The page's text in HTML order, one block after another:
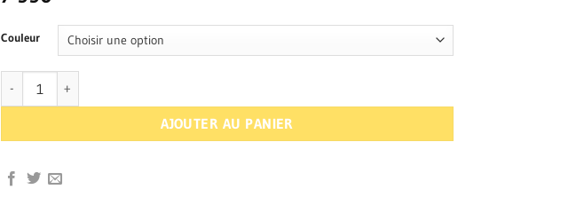
Couleur
quantité de Gomexus Power LCD Poignée Carbone
AJOUTER AU PANIER